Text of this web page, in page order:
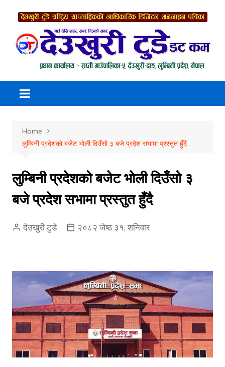
content
Home
लुम्बिनी प्रदेशको बजेट भाेली दिउँसो ३ बजे प्रदेश सभामा प्रस्तुत हुँदै
लुम्बिनी प्रदेशको बजेट भाेली दिउँसो ३
बजे प्रदेश सभामा प्रस्तुत हुँदै
देउखुरी टुडे २०८२ जेष्ठ ३१, शनिवार